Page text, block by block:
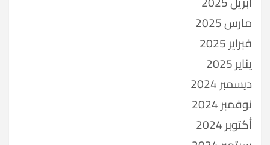
مارس 2025
فبراير 2025
يناير 2025
ديسمبر 2024
نوفمبر 2024
أكتوبر 2024